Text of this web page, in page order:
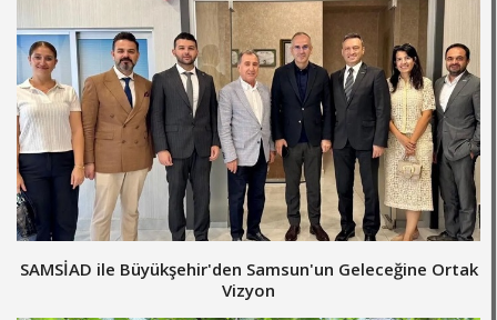
SAMSİAD ile Büyükşehir'den Samsun'un Geleceğine Ortak
Vizyon